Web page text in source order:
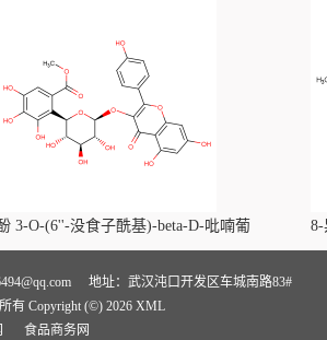
3-O-(6''-没食子酰基)-beta-D-吡喃葡
价格, Kaempferol 3-O-(6''-galloyl)-
D-glucopyranoside对照品, CAS
号:56317-05-6
地址：武汉沌口开发区车城南路83#
有 Copyright (©) 2026 XML
食品商务网